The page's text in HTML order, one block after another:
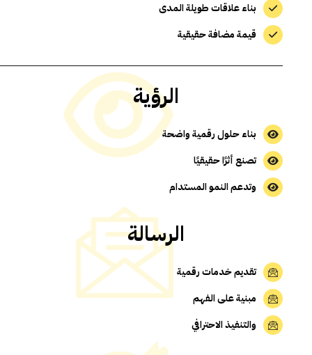
بناء علاقات طويلة المدى
قيمة مضافة حقيقية
الرؤية
بناء حلول رقمية واضحة
تصنع أثرًا حقيقيًا
وتدعم النمو المستدام
الرسالة
تقديم خدمات رقمية
مبنية على الفهم
والتنفيذ الاحترافي